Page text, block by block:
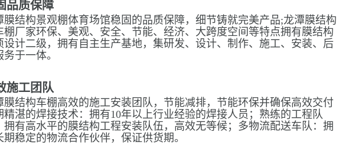
品质保障
膜结构景观棚体育场馆稳固的品质保障，细节铸就完美产品;龙潭膜结构
棚厂家环保、美观、安全、节能、经济、大跨度空间等特点拥有膜结构
设计二级，拥有自主生产基地，集研发、设计、制作、施工、安装、后
务于一体。
施工团队
膜结构车棚高效的施工安装团队，节能减排，节能环保并确保高效交付
精湛的焊接技术：拥有10年以上行业经验的焊接人员；熟练的工程队
拥有高水平的膜结构工程安装队伍，高效无等候；多物流配送车队：拥
期稳定的物流合作伙伴，保证供货期。